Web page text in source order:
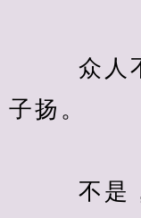
众人不
子扬。
不是，